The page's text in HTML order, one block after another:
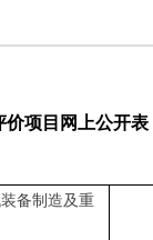
价项目网上公开表
备制造及重